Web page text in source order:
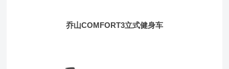
乔山COMFORT3立式健身车